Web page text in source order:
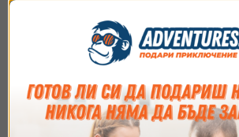
Избери най-
теб
Купи ваучер